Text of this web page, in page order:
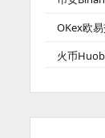
OKex欧
火币